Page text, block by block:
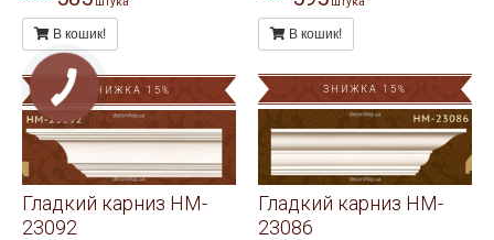
В кошик! В кошик!
ЗНИЖКА 15%
Гладкий карниз HM-
23092
ЗНИЖКА 15%
Гладкий карниз HM-
23086